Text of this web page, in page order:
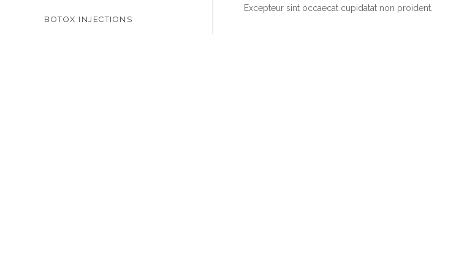
BOTOX INJECTIONS
Excepteur sint occaecat cupidatat non proident.